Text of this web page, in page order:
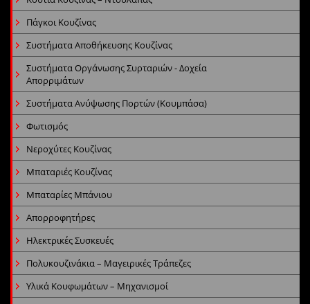
Πάγκοι Κουζίνας
Συστήματα Αποθήκευσης Κουζίνας
Συστήματα Οργάνωσης Συρταριών - Δοχεία
Απορριμάτων
Συστήματα Ανύψωσης Πορτών (Κουμπάσα)
Φωτισμός
Νεροχύτες Κουζίνας
Μπαταριές Κουζίνας
Μπαταρίες Μπάνιου
Απορροφητήρες
Ηλεκτρικές Συσκευές
Πολυκουζινάκια – Μαγειρικές Τράπεζες
Υλικά Κουφωμάτων – Μηχανισμοί